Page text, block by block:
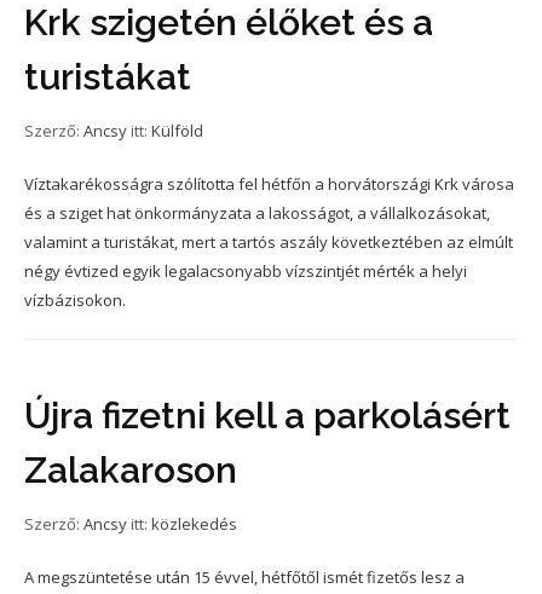
Krk szigetén élőket és a
turistákat
Szerző: Ancsy itt: Külföld
Víztakarékosságra szólította fel hétfőn a horvátországi Krk városa
és a sziget hat önkormányzata a lakosságot, a vállalkozásokat,
valamint a turistákat, mert a tartós aszály következtében az elmúlt
négy évtized egyik legalacsonyabb vízszintjét mérték a helyi
vízbázisokon.
Újra fizetni kell a parkolásért
Zalakaroson
Szerző: Ancsy itt: közlekedés
A megszüntetése után 15 évvel, hétfőtől ismét fizetős lesz a